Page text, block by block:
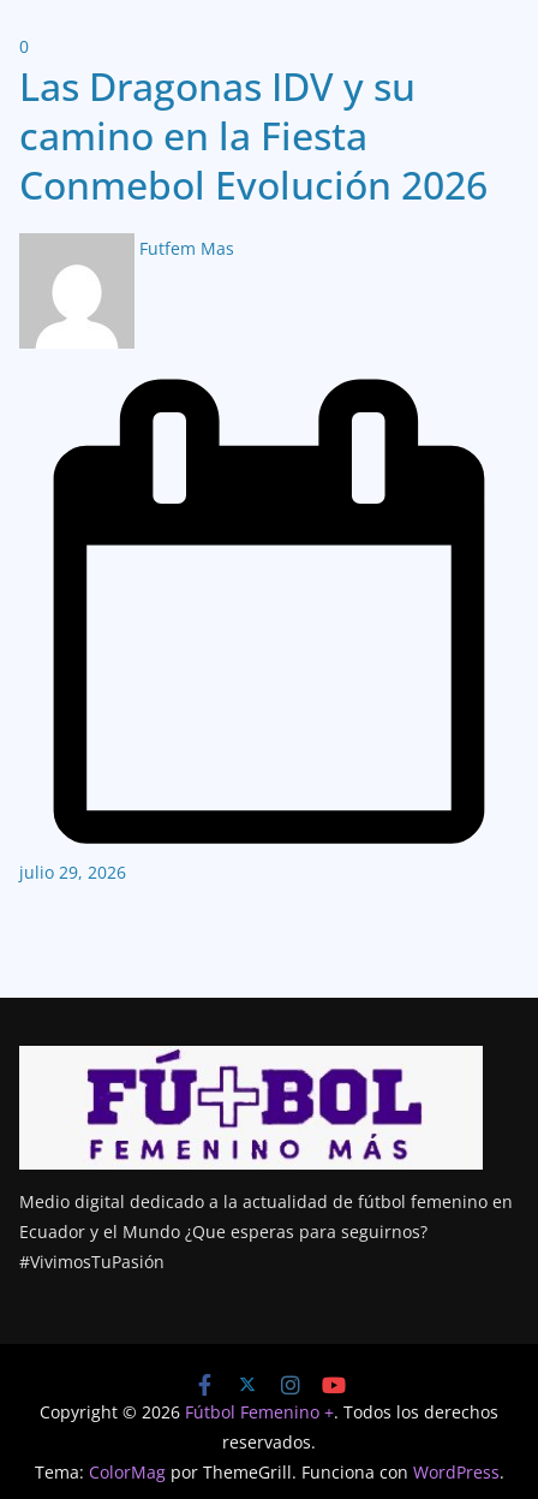
0
Las Dragonas IDV y su
camino en la Fiesta
Conmebol Evolución 2026
Futfem Mas
julio 29, 2026
Medio digital dedicado a la actualidad de fútbol femenino en
Ecuador y el Mundo ¿Que esperas para seguirnos?
#VivimosTuPasión
Copyright © 2026 Fútbol Femenino +. Todos los derechos
reservados.
Tema: ColorMagpor ThemeGrill. Funciona con WordPress.